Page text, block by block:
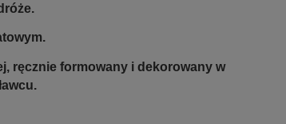
ręcznie formowany i dekorowany w